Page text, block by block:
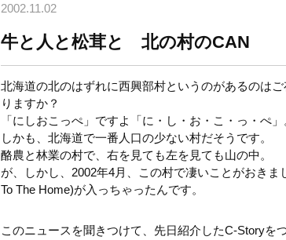
2002.11.02
牛と人と松茸と 北の村のCAN
北海道の北のはずれに西興部村というのがあるのは
りますか？
「にしおこっぺ」ですよ「に・し・お・こ・っ・ぺ」
しかも、北海道で一番人口の少ない村だそうです。
酪農と林業の村で、右を見ても左を見ても山の中。
が、しかし、2002年4月、この村で凄いことがおき
To The Home)が入っちゃったんです。
このニュースを聞きつけて、先日紹介したC-Storyを